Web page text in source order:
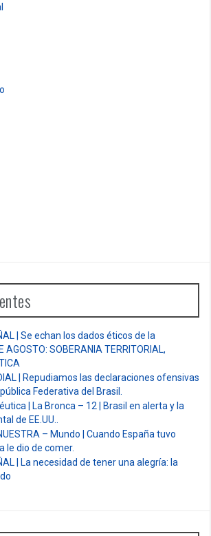
| Se echan los dados éticos de la
SOBERANIA TERRITORIAL,
| Repudiamos las declaraciones ofensivas
Federativa del Brasil.
| La Bronca – 12 | Brasil en alerta y la
de EE.UU..
– Mundo | Cuando España tuvo
le dio de comer.
| La necesidad de tener una alegría: la